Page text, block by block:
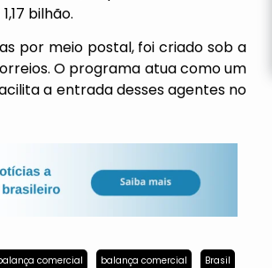
bilhão.
por meio postal, foi criado sob a
O programa atua como um
a entrada desses agentes no
comercial balança comercial Brasil